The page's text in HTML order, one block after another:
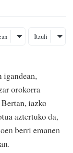
Itzuli
igandean,
orokorra
iazko
aztertuko da,
berri emanen